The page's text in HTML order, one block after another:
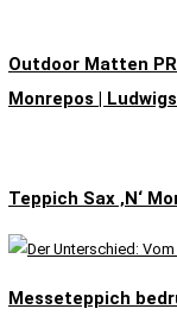
Outdoor Matten
Monrepos |
Teppich Sax ‚N‘
Messeteppich